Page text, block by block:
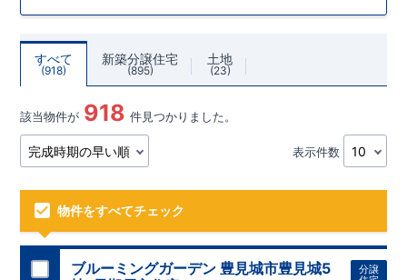
すべて
918
新築分譲住宅
895
土地
23
該当物件が 918 件見つかりました。
表示件数
物件をすべてチェック
ブルーミングガーデン 豊見城市豊見城5
分譲